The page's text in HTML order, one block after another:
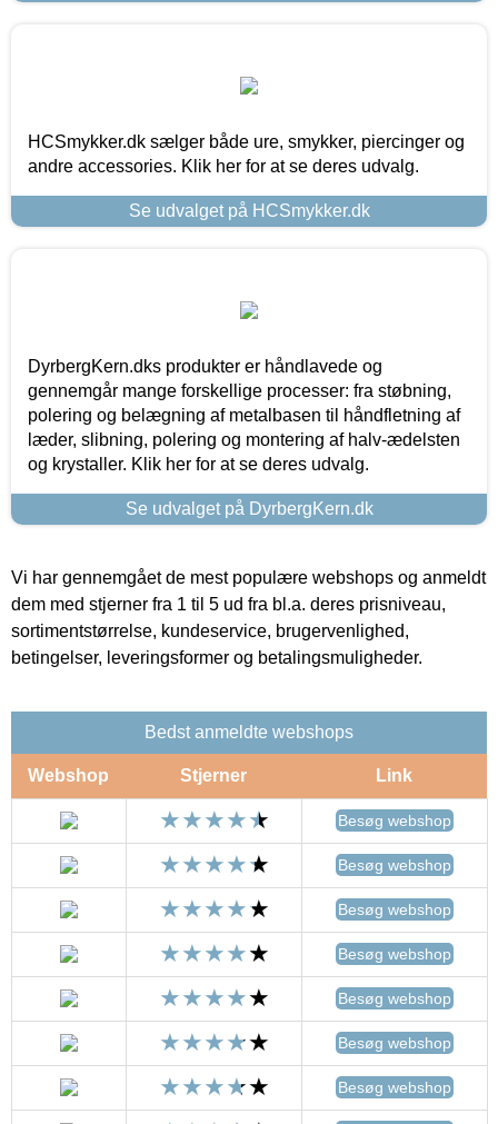
HCSmykker.dk sælger både ure, smykker, piercinger og
andre accessories. Klik her for at se deres udvalg.
Se udvalget på HCSmykker.dk
DyrbergKern.dks produkter er håndlavede og
gennemgår mange forskellige processer: fra støbning,
polering og belægning af metalbasen til håndfletning af
læder, slibning, polering og montering af halv-ædelsten
og krystaller. Klik her for at se deres udvalg.
Se udvalget på DyrbergKern.dk
Vi har gennemgået de mest populære webshops og anmeldt
dem med stjerner fra 1 til 5 ud fra bl.a. deres prisniveau,
sortimentstørrelse, kundeservice, brugervenlighed,
betingelser, leveringsformer og betalingsmuligheder.
Bedst anmeldte webshops
Webshop Stjerner Link
Besøg webshop
Besøg webshop
Besøg webshop
Besøg webshop
Besøg webshop
Besøg webshop
Besøg webshop